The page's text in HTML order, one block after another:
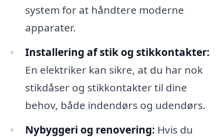
system for at håndtere moderne
apparater.
Installering af stik og stikkontakter:
En elektriker kan sikre, at du har nok
stikdåser og stikkontakter til dine
behov, både indendørs og udendørs.
Nybyggeri og renovering: Hvis du